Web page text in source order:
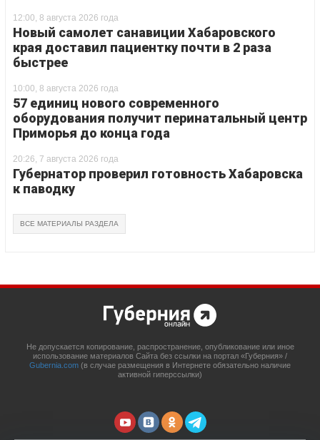
12:00, 8 августа 2026 года
Новый самолет санавиции Хабаровского
края доставил пациентку почти в 2 раза
быстрее
10:00, 8 августа 2026 года
57 единиц нового современного
оборудования получит перинатальный центр
Приморья до конца года
20:26, 7 августа 2026 года
Губернатор проверил готовность Хабаровска
к паводку
ВСЕ МАТЕРИАЛЫ РАЗДЕЛА
Не допускается копирование, распространение, опубликование или иное
использование материалов Сайта без ссылки на портал «Губерния» /
Gubernia.com (в случае размещения в Интернете обязательно наличие
активной гиперссылки)